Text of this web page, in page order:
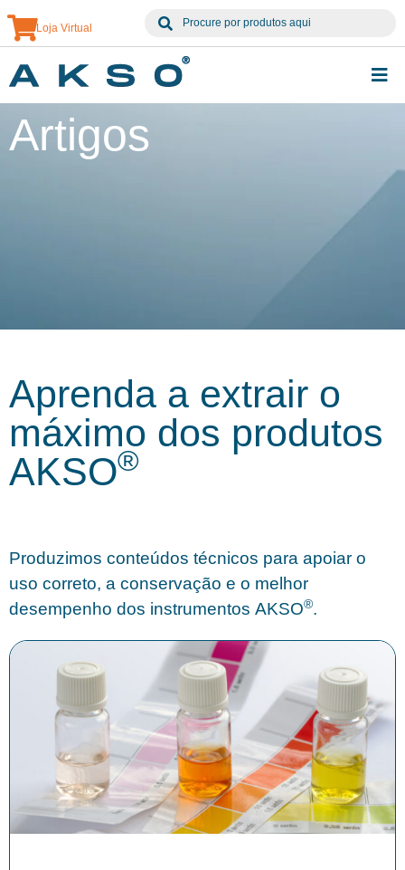
Loja Virtual
Solicite uma cotação
Minha conta
Artigos
Aprenda a extrair o
máximo dos produtos
AKSO®
Produzimos conteúdos técnicos para apoiar o
uso correto, a conservação e o melhor
desempenho dos instrumentos AKSO®.